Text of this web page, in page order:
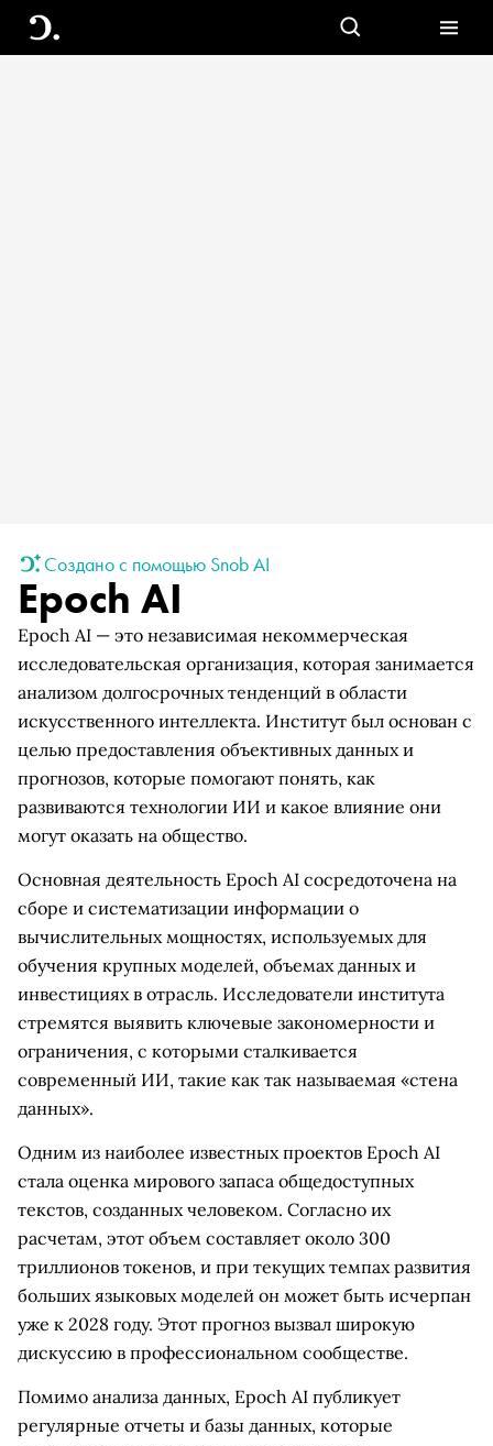
Создано с помощью Snob AI
Epoch AI
Epoch AI — это независимая некоммерческая
исследовательская организация, которая занимается
анализом долгосрочных тенденций в области
искусственного интеллекта. Институт был основан с
целью предоставления объективных данных и
прогнозов, которые помогают понять, как
развиваются технологии ИИ и какое влияние они
могут оказать на общество.
Основная деятельность Epoch AI сосредоточена на
сборе и систематизации информации о
вычислительных мощностях, используемых для
обучения крупных моделей, объемах данных и
инвестициях в отрасль. Исследователи института
стремятся выявить ключевые закономерности и
ограничения, с которыми сталкивается
современный ИИ, такие как так называемая «стена
данных».
Одним из наиболее известных проектов Epoch AI
стала оценка мирового запаса общедоступных
текстов, созданных человеком. Согласно их
расчетам, этот объем составляет около 300
триллионов токенов, и при текущих темпах развития
больших языковых моделей он может быть исчерпан
уже к 2028 году. Этот прогноз вызвал широкую
дискуссию в профессиональном сообществе.
Помимо анализа данных, Epoch AI публикует
регулярные отчеты и базы данных, которые